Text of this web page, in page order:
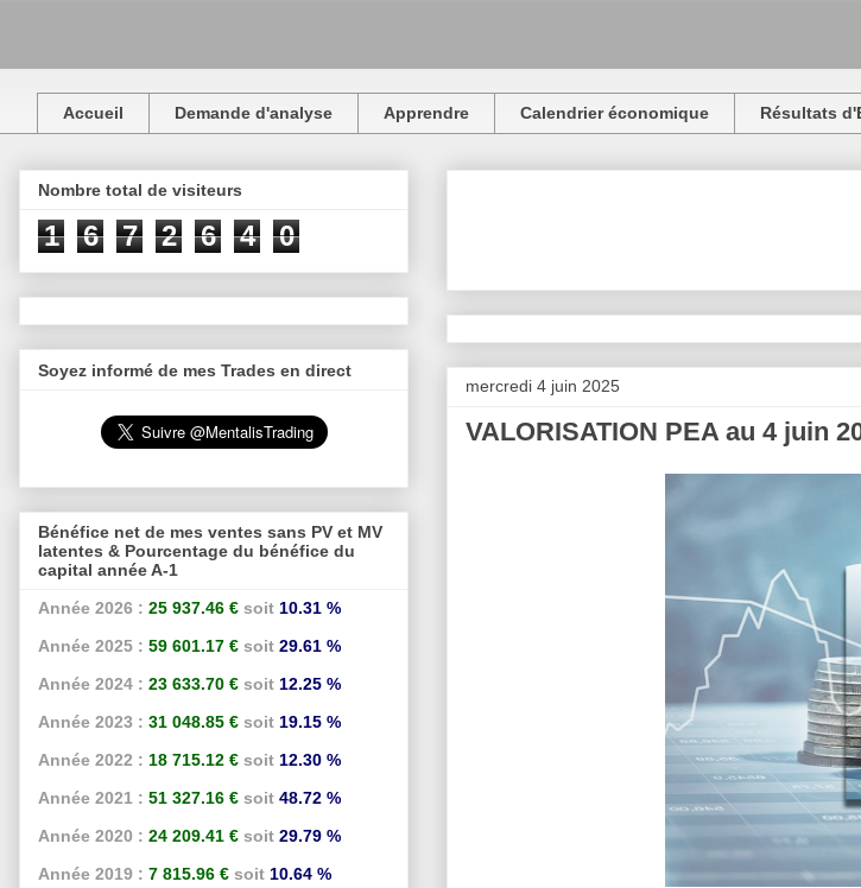
Accueil Demande d'analyse Apprendre Calendrier économique Résultats
mercredi 4 juin 2025
VALORISATION PEA au 4 juin
Nombre total de visiteurs
1 6 7 2 6 4 0
Soyez informé de mes Trades en direct
Bénéfice net de mes ventes sans PV et MV
latentes & Pourcentage du bénéfice du
capital année A-1
Année 2026 : 25 937.46 € soit 10.31 %
Année 2025 : 59 601.17 € soit 29.61 %
Année 2024 : 23 633.70 € soit 12.25 %
Année 2023 : 31 048.85 € soit 19.15 %
Année 2022 : 18 715.12 € soit 12.30 %
Année 2021 : 51 327.16 € soit 48.72 %
Année 2020 : 24 209.41 € soit 29.79 %
Année 2019 : 7 815.96 € soit 10.64 %